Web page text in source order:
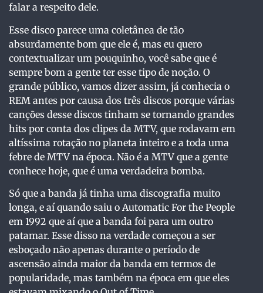
falar a respeito dele.
Esse disco parece uma coletânea de tão
absurdamente bom que ele é, mas eu quero
contextualizar um pouquinho, você sabe que é
sempre bom a gente ter esse tipo de noção. O
grande público, vamos dizer assim, já conhecia o
REM antes por causa dos três discos porque várias
canções desse discos tinham se tornando grandes
hits por conta dos clipes da MTV, que rodavam em
altíssima rotação no planeta inteiro e a toda uma
febre de MTV na época. Não é a MTV que a gente
conhece hoje, que é uma verdadeira bomba.
Só que a banda já tinha uma discografia muito
longa, e aí quando saiu o Automatic For the People
em 1992 que aí que a banda foi para um outro
patamar. Esse disso na verdade começou a ser
esboçado não apenas durante o período de
ascensão ainda maior da banda em termos de
popularidade, mas também na época em que eles